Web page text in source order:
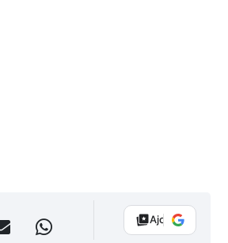
Ajouter Vélo